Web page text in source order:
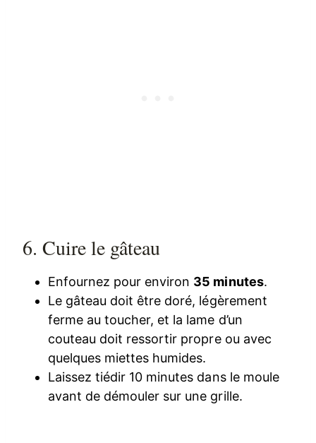
6. Cuire le gâteau
Enfournez pour environ 35 minutes.
Le gâteau doit être doré, légèrement
ferme au toucher, et la lame d’un
couteau doit ressortir propre ou avec
quelques miettes humides.
Laissez tiédir 10 minutes dans le moule
avant de démouler sur une grille.